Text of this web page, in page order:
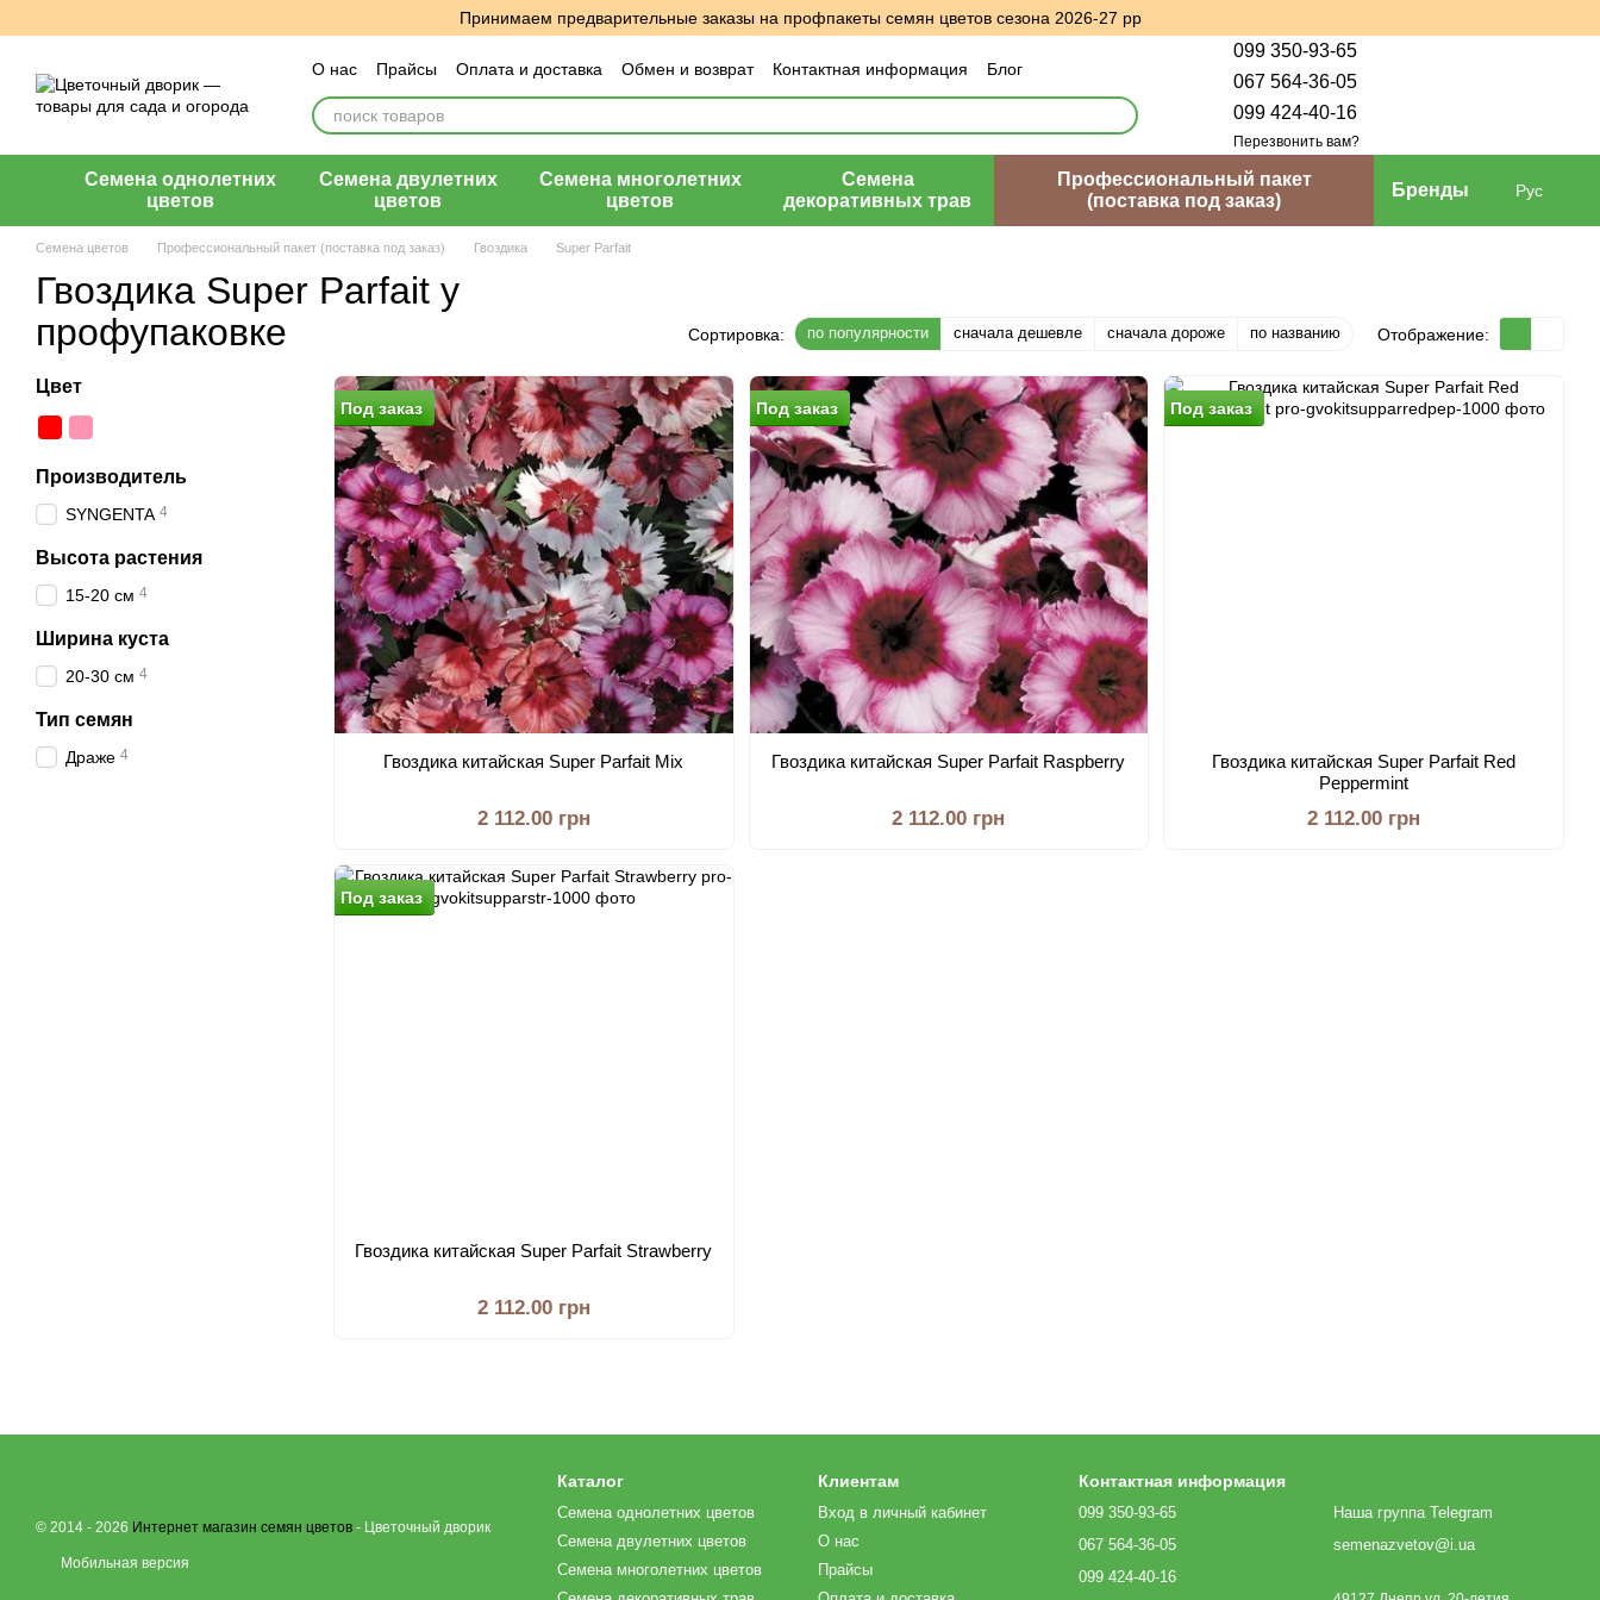
Принимаем предварительные заказы на профпакеты семян цветов сезона 2026-27 рр
О нас Прайсы Оплата и доставка Обмен и возврат Контактная информация
Блог
Пользовательское соглашение
Отзывы о магазине
099 350-93-65
067 564-36-05
099 424-40-16
Перезвонить вам?
Семена однолетних
цветов
Семена двулетних
цветов
Семена многолетних
цветов
Семена
декоративных трав
Профессиональный пакет
(поставка под заказ)
Бренды Рус
Семена цветов Профессиональный пакет (поставка под заказ) Гвоздика Super Parfait
Гвоздика Super Parfait у
профупаковке
Сортировка: по популярности сначала дешевле сначала дороже по названию Отображение:
Под заказ
Гвоздика китайская Super Parfait Mix
2 112.00 грн
Под заказ
Гвоздика китайская Super Parfait Raspberry
2 112.00 грн
Под заказ
Гвоздика китайская Super Parfait Red
Peppermint
2 112.00 грн
Под заказ
Гвоздика китайская Super Parfait Strawberry
2 112.00 грн
Цвет
Производитель
SYNGENTA 4
Высота растения
15-20 см 4
Ширина куста
20-30 см 4
Тип семян
Драже 4
© 2014 - 2026 Интернет магазин семян цветов - Цветочный дворик
Мобильная версия
Каталог
Семена однолетних цветов
Семена двулетних цветов
Семена многолетних цветов
Клиентам
Вход в личный кабинет
О нас
Прайсы
Контактная информация
099 350-93-65
067 564-36-05
099 424-40-16
Наша группа Telegram
semenazvetov@i.ua